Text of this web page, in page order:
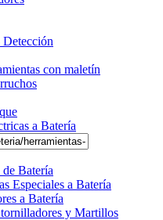
con maletín
a Batería
de Batería
Especiales a Batería
a Batería
y Martillos